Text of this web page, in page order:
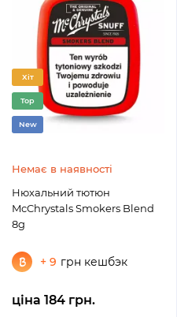
Хіт
Top
New
Немає в наявності
Нюхальний тютюн
McChrystals Smokers Blend
8g
+ 9 грн кешбэк
ціна 184 грн.